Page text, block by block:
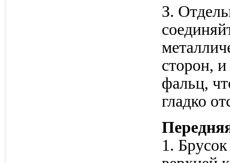
З.
сторон,
фальц,
гладко
1.